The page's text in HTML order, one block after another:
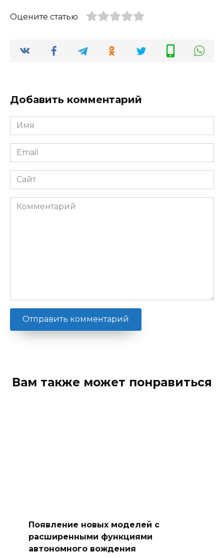
ые
кий опыт в
Оцените статью
Добавить комментарий
Имя
*
Email
*
Сайт
Комментарий
Вам также может понравиться
Появление новых моделей с
расширенными функциями
автономного вождения